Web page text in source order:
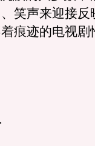
笑声来迎接反
痕迹的电视剧